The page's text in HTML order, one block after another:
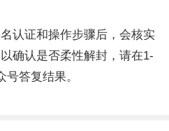
认证和操作步骤后，会核实
确认是否柔性解封，请在1-
答复结果。